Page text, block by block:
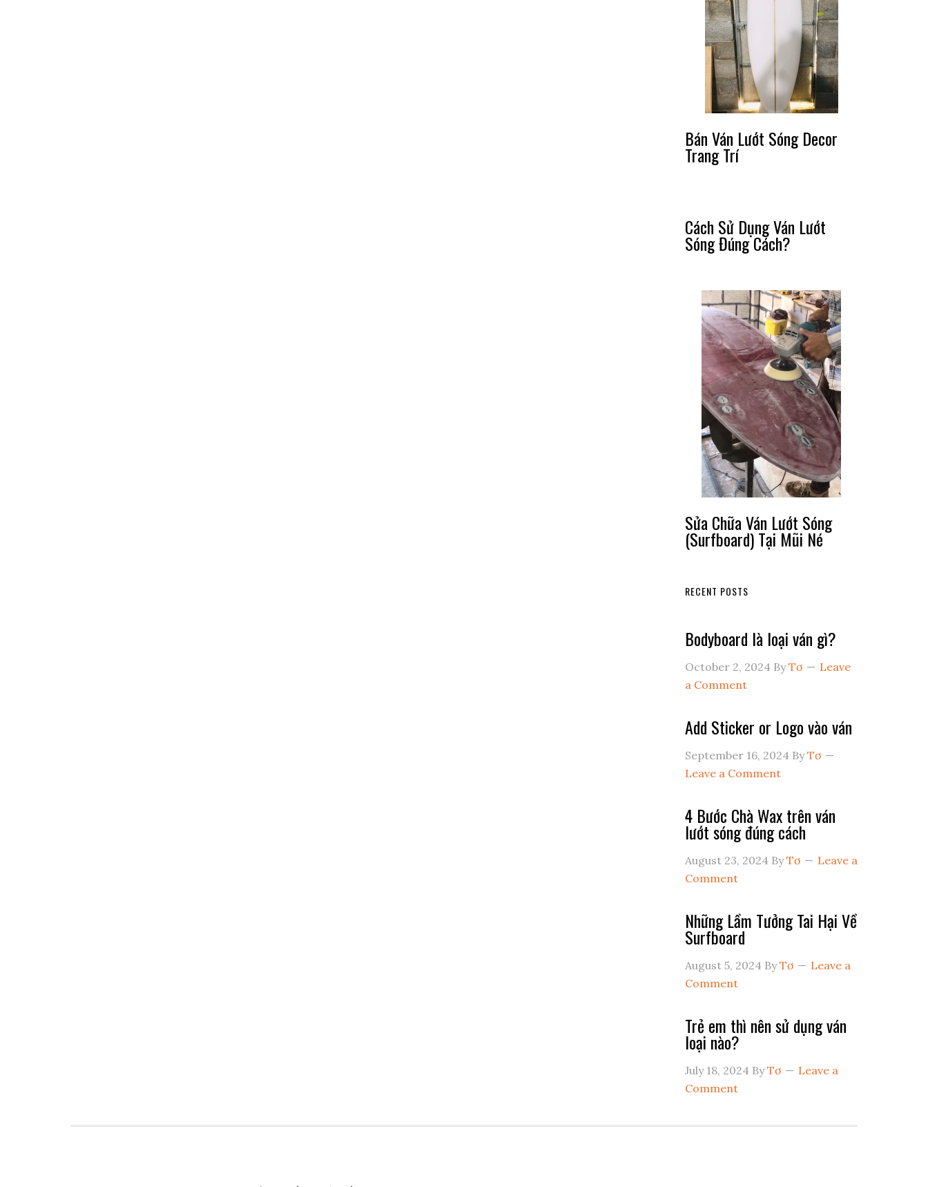
Bán Ván Lướt Sóng Decor
Trang Trí
Cách Sử Dụng Ván Lướt
Sóng Đúng Cách?
Sửa Chữa Ván Lướt Sóng
(Surfboard) Tại Mũi Né
RECENT POSTS
Bodyboard là loại ván gì?
October 2, 2024 ByTơ
Leave
a Comment
Add Sticker or Logo vào ván
September 16, 2024 ByTơ
Leave a Comment
4 Bước Chà Wax trên ván
lướt sóng đúng cách
August 23, 2024 ByTơ
Leave a
Comment
Những Lầm Tưởng Tai Hại Về
Surfboard
August 5, 2024 ByTơ
Leave a
Comment
Trẻ em thì nên sử dụng ván
loại nào?
July 18, 2024 ByTơ
Leave a
Comment